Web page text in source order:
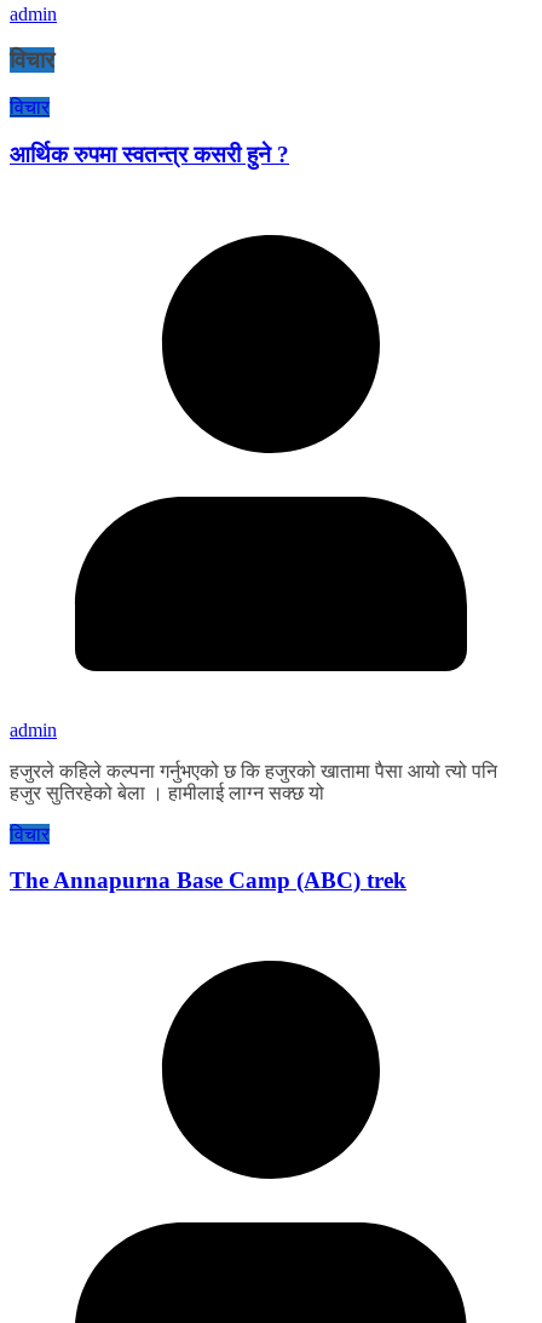
admin
विचार
विचार
आर्थिक रुपमा स्वतन्त्र कसरी हुने ?
admin
हजुरले कहिले कल्पना गर्नुभएको छ कि हजुरको खातामा पैसा आयो त्यो पनि
हजुर सुतिरहेको बेला । हामीलाई लाग्न सक्छ यो
विचार
The Annapurna Base Camp (ABC) trek